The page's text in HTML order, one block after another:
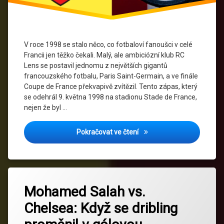
V roce 1998 se stalo něco, co fotbaloví fanoušci v celé
Francii jen těžko čekali. Malý, ale ambiciózní klub RC
Lens se postavil jednomu z největších gigantů
francouzského fotbalu, Paris Saint-Germain, a ve finále
Coupe de France překvapivě zvítězil. Tento zápas, který
se odehrál 9. května 1998 na stadionu Stade de France,
nejen že byl …
Pokračovat ve čteníRC Lens 1998: Historické
RC
RC
Lens
RC Lens
fanoušci
RC Lens
Vítězství
Mohamed Salah vs.
Chelsea: Když se dribling
Chelsea
vs
Liverpool
komentář
na
Mohamed
Salah